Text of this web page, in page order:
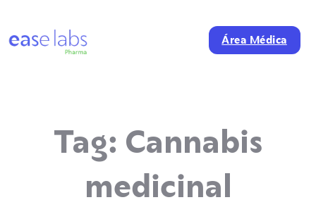
Área Médica
Tag: Cannabis
medicinal